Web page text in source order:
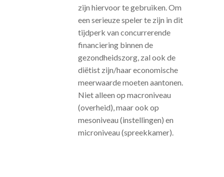
zijn hiervoor te gebruiken. Om
een serieuze speler te zijn in dit
tijdperk van concurrerende
financiering binnen de
gezondheidszorg, zal ook de
diëtist zijn/haar economische
meerwaarde moeten aantonen.
Niet alleen op macroniveau
(overheid), maar ook op
mesoniveau (instellingen) en
microniveau (spreekkamer).